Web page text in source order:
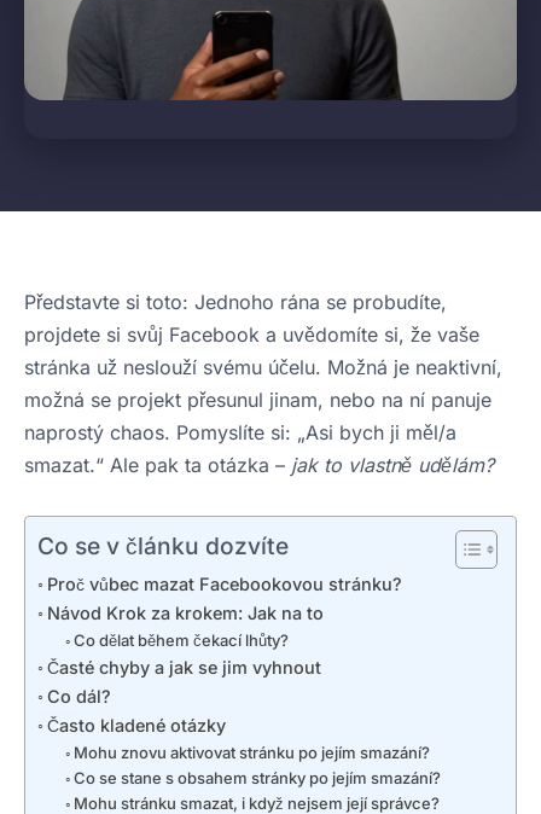
Představte si toto: Jednoho rána se probudíte,
projdete si svůj Facebook a uvědomíte si, že vaše
stránka už neslouží svému účelu. Možná je neaktivní,
možná se projekt přesunul jinam, nebo na ní panuje
naprostý chaos. Pomyslíte si: „Asi bych ji měl/a
smazat.“ Ale pak ta otázka – jak to vlastně udělám?
Co se v článku dozvíte
Proč vůbec mazat Facebookovou stránku?
Návod Krok za krokem: Jak na to
Co dělat během čekací lhůty?
Časté chyby a jak se jim vyhnout
Co dál?
Často kladené otázky
Mohu znovu aktivovat stránku po jejím smazání?
Co se stane s obsahem stránky po jejím smazání?
Mohu stránku smazat, i když nejsem její správce?